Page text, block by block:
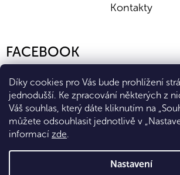
Díky cookies pro Vás bude prohlížení
jednodušší. Ke zpracování některých z
Váš souhlas, který dáte kliknutím na
můžete odsouhlasit jednotlivě v
informací zde.
Nastavení
Kontakty
FACEBOOK
Vytvořil Shoptet